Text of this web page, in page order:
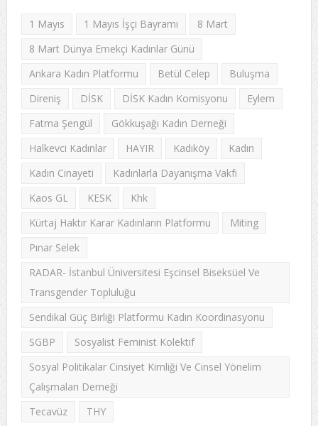
1 Mayıs 1 Mayıs İşçi Bayramı
8 Mart
8 Mart Dünya Emekçi Kadınlar Günü
Ankara Kadın Platformu
Betül Celep
Buluşma
Direniş
DİSK DİSK Kadın Komisyonu
Eylem
Fatma Şengül
Gökkuşağı Kadın Derneği
Halkevci Kadınlar
HAYIR Kadıköy
Kadın
Kadın Cinayeti
Kadınlarla Dayanışma Vakfı
Kaos GL
KESK
Khk
Kürtaj Haktır Karar Kadınların Platformu
Miting
Pınar Selek
RADAR- İstanbul Üniversitesi Eşcinsel Biseksüel Ve
Transgender Topluluğu
Sendikal Güç Birliği Platformu Kadın Koordinasyonu
SGBP
Sosyalist Feminist Kolektif
Sosyal Politikalar Cinsiyet Kimliği Ve Cinsel Yönelim
Çalışmaları Derneği
Tecavüz
THY